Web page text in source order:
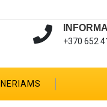
+370 652